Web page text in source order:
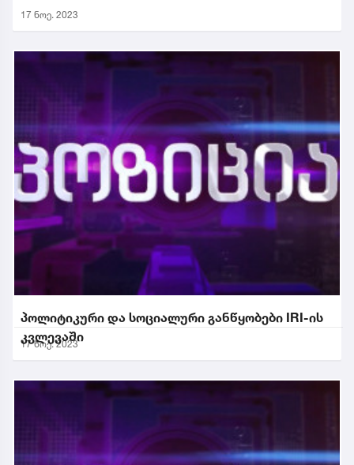
17 ნოე. 2023
პოლიტიკური და სოციალური განწყობები IRI-ის
კვლევაში
17 ნოე. 2023